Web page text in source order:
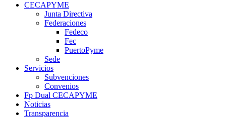
CECAPYME
Junta Directiva
Federaciones
Fedeco
Fec
PuertoPyme
Sede
Servicios
Subvenciones
Convenios
Fp Dual CECAPYME
Noticias
Transparencia